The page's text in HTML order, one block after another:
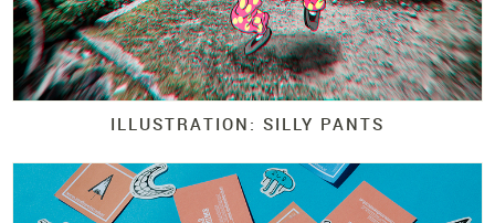
ILLUSTRATION: SILLY PANTS